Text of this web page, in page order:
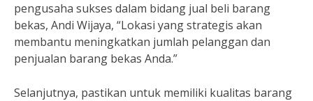
pengusaha sukses dalam bidang jual beli barang
bekas, Andi Wijaya, “Lokasi yang strategis akan
membantu meningkatkan jumlah pelanggan dan
penjualan barang bekas Anda.”
Selanjutnya, pastikan untuk memiliki kualitas barang